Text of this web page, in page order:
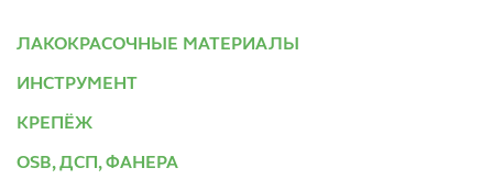
ЛАКОКРАСОЧНЫЕ МАТЕРИАЛЫ
ИНСТРУМЕНТ
КРЕПЁЖ
OSB, ДСП, ФАНЕРА